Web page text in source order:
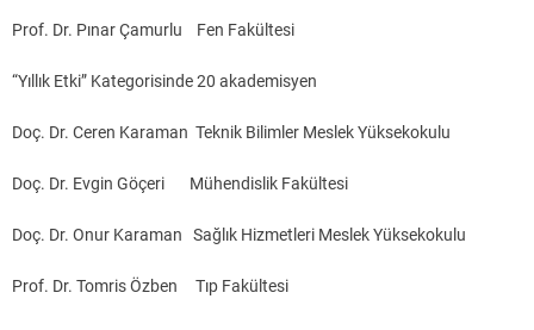
Prof. Dr. Pınar Çamurlu Fen Fakültesi
“Yıllık Etki” Kategorisinde 20 akademisyen
Doç. Dr. Ceren Karaman Teknik Bilimler Meslek Yüksekokulu
Doç. Dr. Evgin Göçeri Mühendislik Fakültesi
Doç. Dr. Onur Karaman Sağlık Hizmetleri Meslek Yüksekokulu
Prof. Dr. Tomris Özben Tıp Fakültesi